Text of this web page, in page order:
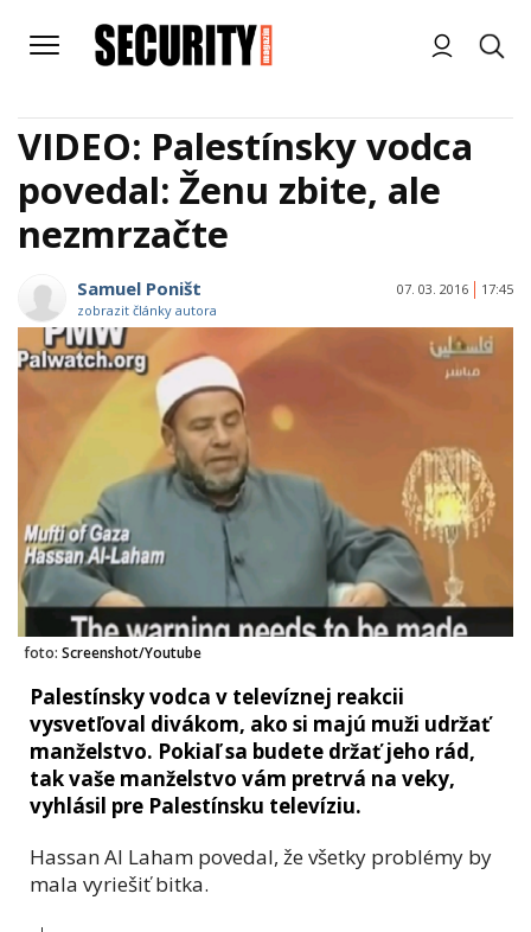
VIDEO: Palestínsky vodca
povedal: Ženu zbite, ale
nezmrzačte
Samuel Poništ
zobrazit články autora
07. 03. 2016 17:45
foto: Screenshot/Youtube
Palestínsky vodca v televíznej reakcii
vysvetľoval divákom, ako si majú muži udržať
manželstvo. Pokiaľ sa budete držať jeho rád,
tak vaše manželstvo vám pretrvá na veky,
vyhlásil pre Palestínsku televíziu.
Hassan Al Laham povedal, že všetky problémy by
mala vyriešiť bitka.